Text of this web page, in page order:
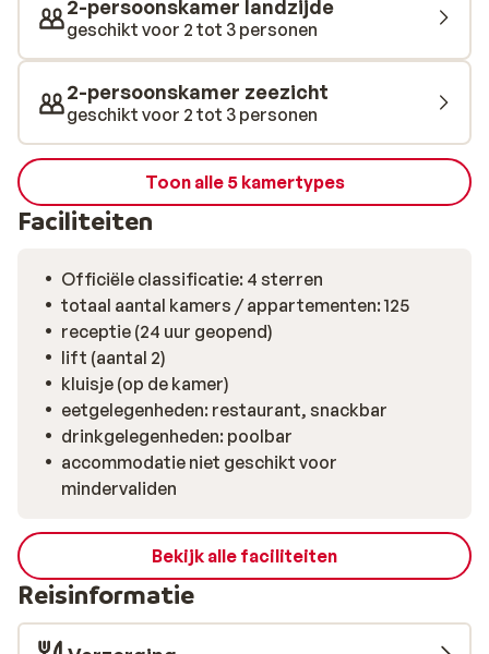
2-persoonskamer landzijde
geschikt voor 2 tot 3 personen
2-persoonskamer zeezicht
geschikt voor 2 tot 3 personen
Toon alle 5 kamertypes
Faciliteiten
Officiële classificatie: 4 sterren
totaal aantal kamers / appartementen: 125
receptie (24 uur geopend)
lift (aantal 2)
kluisje (op de kamer)
eetgelegenheden: restaurant, snackbar
drinkgelegenheden: poolbar
accommodatie niet geschikt voor
mindervaliden
Bekijk alle faciliteiten
Reisinformatie